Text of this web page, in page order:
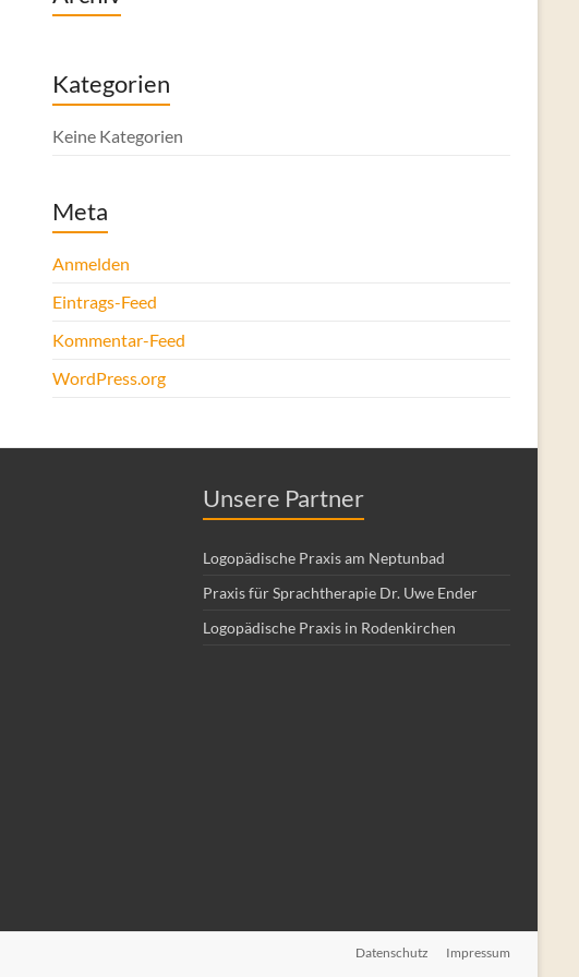
Kategorien
Keine Kategorien
Meta
Anmelden
Eintrags-Feed
Kommentar-Feed
WordPress.org
Unsere Partner
Logopädische Praxis am Neptunbad
Praxis für Sprachtherapie Dr. Uwe Ender
Logopädische Praxis in Rodenkirchen
Datenschutz Impressum